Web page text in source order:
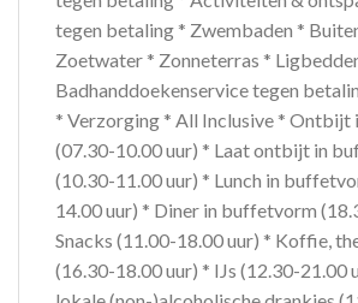
tegen betaling * Zwembaden *
Zoetwater * Zonneterras *
Badhanddoekenservice tegen
* Verzorging * All Inclusive *
(07.30-10.00 uur) * Laat ontbijt in
(10.30-11.00 uur) * Lunch in
14.00 uur) * Diner in buffetvorm
Snacks (11.00-18.00 uur) * Koffie,
(16.30-18.00 uur) * IJs (12.30-21.00